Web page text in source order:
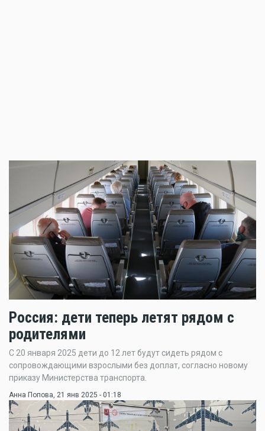
Россия: дети теперь летят рядом с
родителями
С 20 января 2025 дети до 12 лет будут сидеть рядом с
сопровождающими взрослыми без доплат, согласно новому
приказу Министерства транспорта.
Анна Попова, 21 янв 2025 - 01:18